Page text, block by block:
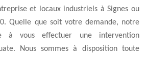
et locaux industriels à Signes ou
Quelle que soit votre demande, notre
à vous effectuer une intervention
Nous sommes à disposition toute